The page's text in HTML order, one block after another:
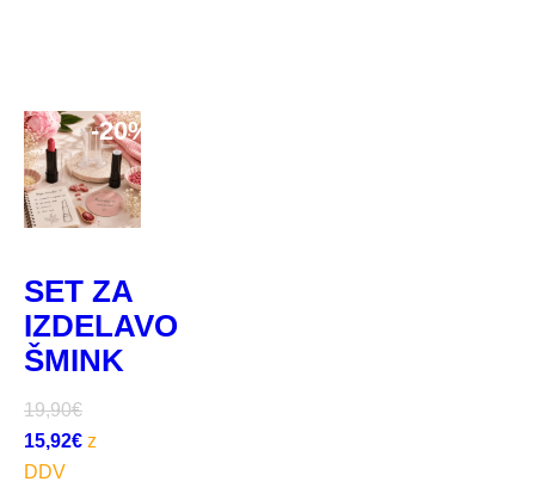
-20%
SET ZA
IZDELAVO
ŠMINK
19,90€
15,92€